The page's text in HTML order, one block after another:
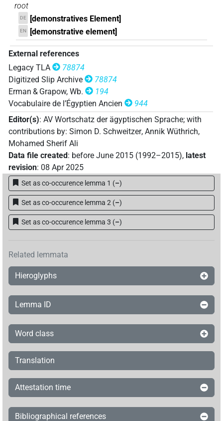
root
DE [demonstratives Element]
EN [demonstrative element]
External references
Legacy TLA
78874
Digitized Slip Archive
78874
Erman & Grapow, Wb.
194
Vocabulaire de l’Égyptien Ancien
944
Editor(s): AV Wortschatz der ägyptischen Sprache; with
contributions by: Simon D. Schweitzer, Annik Wüthrich,
Mohamed Sherif Ali
Data file created: before June 2015 (1992–2015), latest
revision: 08 Apr 2025
Set as co-occurence lemma 1 (–)
Set as co-occurence lemma 2 (–)
Set as co-occurence lemma 3 (–)
Related lemmata
Hieroglyphs
Lemma ID
Word class
Translation
Attestation time
Bibliographical references